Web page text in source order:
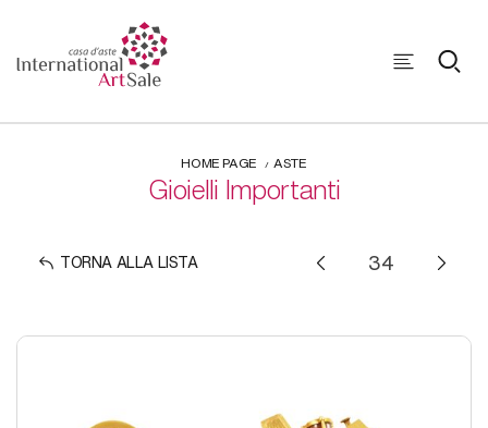
HOME PAGE ASTE
Gioielli Importanti
TORNA ALLA LISTA